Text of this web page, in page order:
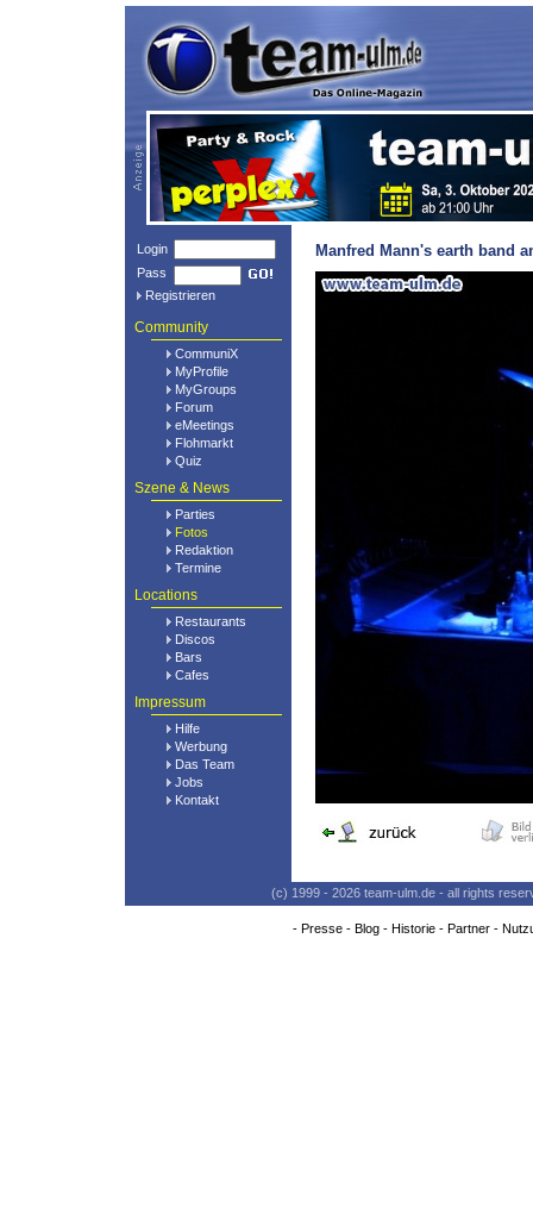
Login
Pass
Registrieren
Community
CommuniX
MyProfile
MyGroups
Forum
eMeetings
Flohmarkt
Quiz
Szene & News
Parties
Fotos
Redaktion
Termine
Locations
Restaurants
Discos
Bars
Cafes
Impressum
Hilfe
Werbung
Das Team
Jobs
Kontakt
Manfred Mann's earth band
(c) 1999 - 2026 team-ulm.de - all rights
- Presse- Blog- Historie- Partner-